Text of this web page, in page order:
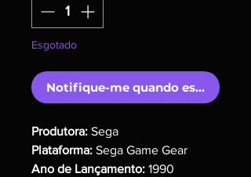
Esgotado
Notifique-me quando estiver
Produtora: Sega
Plataforma: Sega Game Gear
Ano de Lançamento: 1990